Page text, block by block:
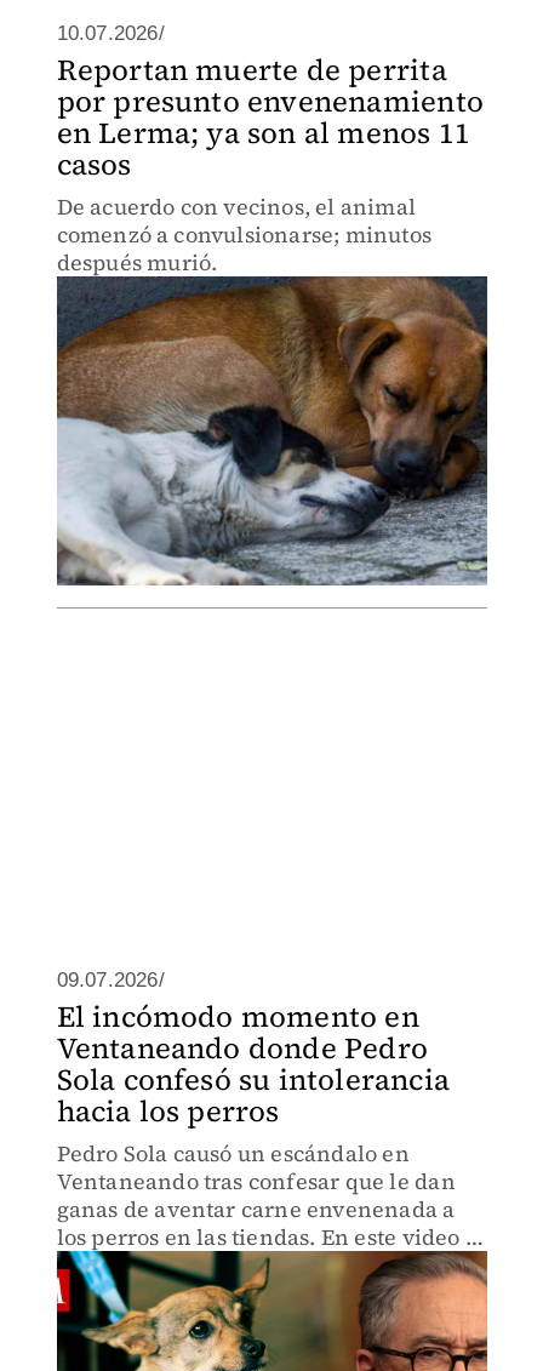
10.07.2026/
Reportan muerte de perrita
por presunto envenenamiento
en Lerma; ya son al menos 11
casos
De acuerdo con vecinos, el animal
comenzó a convulsionarse; minutos
después murió.
09.07.2026/
El incómodo momento en
Ventaneando donde Pedro
Sola confesó su intolerancia
hacia los perros
Pedro Sola causó un escándalo en
Ventaneando tras confesar que le dan
ganas de aventar carne envenenada a
los perros en las tiendas. En este video te
explicamos los detalles de su polémica
con Mónica Castañeda y las críticas en
redes sociales.